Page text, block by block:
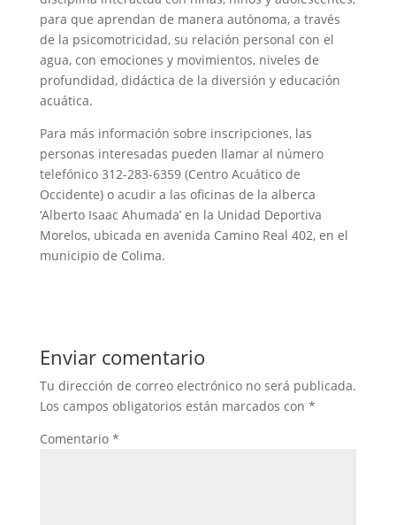
para que aprendan de manera autónoma, a través
de la psicomotricidad, su relación personal con el
agua, con emociones y movimientos, niveles de
profundidad, didáctica de la diversión y educación
acuática.
Para más información sobre inscripciones, las
personas interesadas pueden llamar al número
telefónico 312-283-6359 (Centro Acuático de
Occidente) o acudir a las oficinas de la alberca
‘Alberto Isaac Ahumada’ en la Unidad Deportiva
Morelos, ubicada en avenida Camino Real 402, en el
municipio de Colima.
Enviar comentario
Tu dirección de correo electrónico no será publicada.
Los campos obligatorios están marcados con *
Comentario *